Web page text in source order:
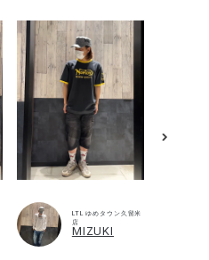
LTL ゆめタウン久留米
店
MIZUKI